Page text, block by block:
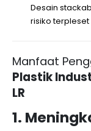
Desain
risiko terpleset
Manfaat
Plastik
LR
1.